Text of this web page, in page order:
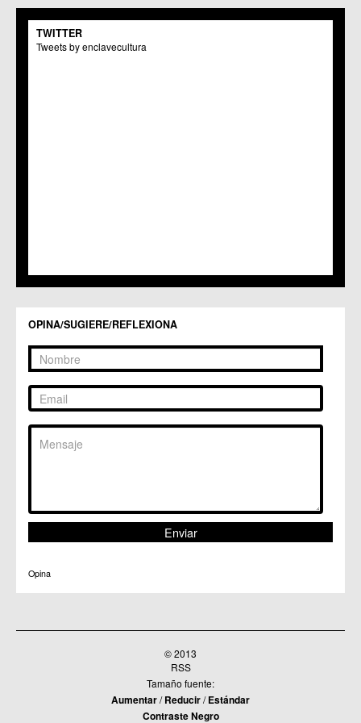
C.M. El Carmen
Centros Culturales
C.C. Puertas de Castilla
C.C. Zarandona
TWITTER
Tweets by enclavecultura
OPINA/SUGIERE/REFLEXIONA
Opina
© 2013
RSS
Tamaño fuente:
Aumentar/Reducir/Estándar
Contraste Negro